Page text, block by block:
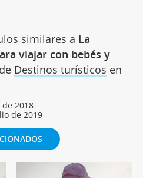
similares a La
viajar con bebés y
Destinos turísticos en
2018
de 2019